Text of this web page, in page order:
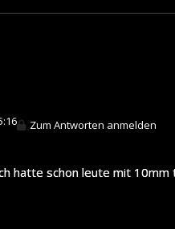
Zum Antworten anmelden
hatte schon leute mit